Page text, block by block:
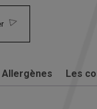
Allergènes Les
Afin